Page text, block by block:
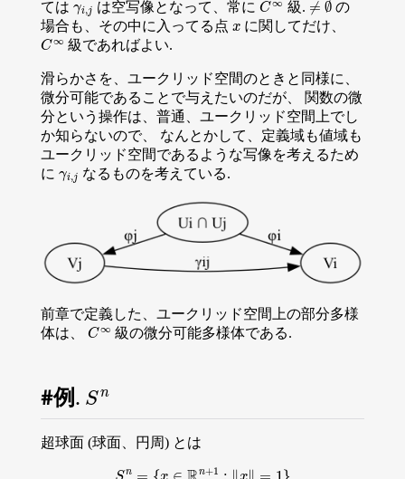
ては
は空写像となって、常に 級.
の
場合も、その中に入ってる点 x に関してだけ、
C∞ 級であればよい.
滑らかさを、ユークリッド空間のときと同様に、
微分可能であることで与えたいのだが、 関数の微
分という操作は、普通、ユークリッド空間上でし
か知らないので、 なんとかして、定義域も値域も
ユークリッド空間であるような写像を考えるため
に
,j なるものを考えている.
前章で定義した、ユークリッド空間上の部分多様
体は、 C∞ 級の微分可能多様体である.
例. Sn
超球面 (球面、円周) とは
S ={ Rn+1 x =